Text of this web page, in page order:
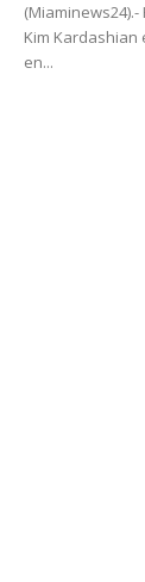
Kim Kardashian
en...